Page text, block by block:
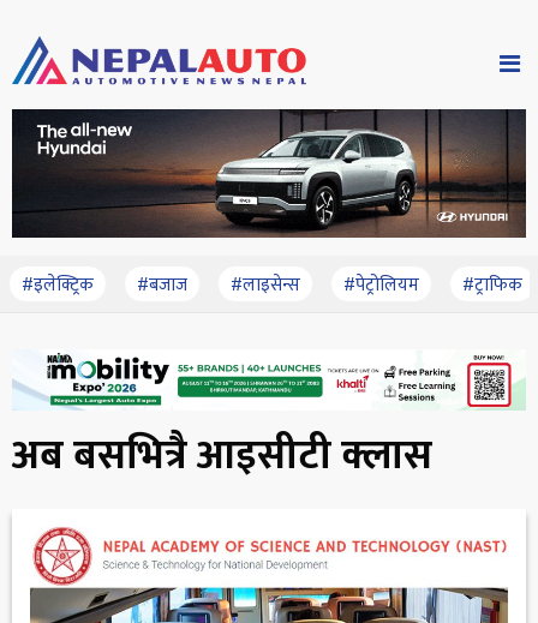
#इलेक्ट्रिक #बजाज #लाइसेन्स #पेट्रोलियम #ट्राफिक
अब बसभित्रै आइसीटी क्लास